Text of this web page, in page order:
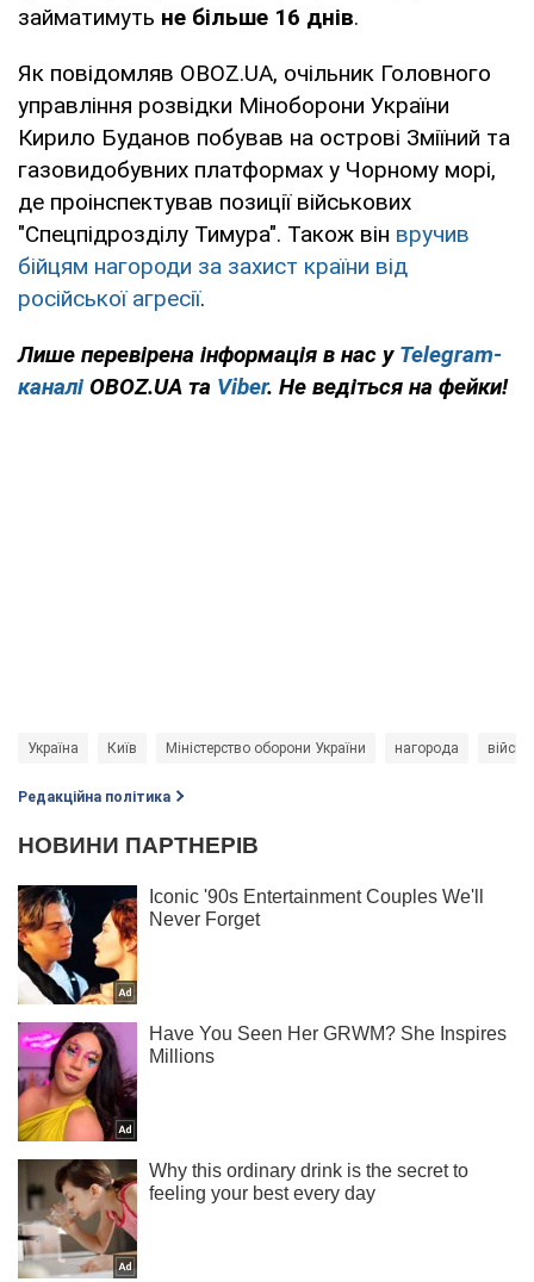
займатимуть не більше 16 днів.
Як повідомляв OBOZ.UA, очільник Головного
управління розвідки Міноборони України
Кирило Буданов побував на острові Зміїний та
газовидобувних платформах у Чорному морі,
де проінспектував позиції військових
"Спецпідрозділу Тимура". Також він вручив
бійцям нагороди за захист країни від
російської агресії.
Лише перевірена інформація в нас у Telegram-
каналі OBOZ.UA та Viber. Не ведіться на фейки!
Україна Київ Міністерство оборони України нагорода
Редакційна політика